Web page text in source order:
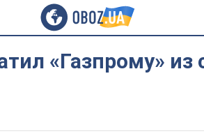
«Газпрому» из